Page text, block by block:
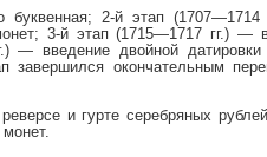
буквенная; 2-й этап
3-й этап (1715—1717 гг.) —
— введение двойной
завершился окончательным
и гурте серебряных